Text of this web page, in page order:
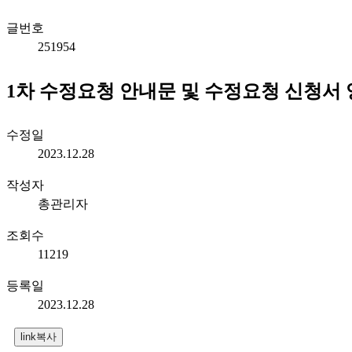
글번호
251954
1차 수정요청 안내문 및 수정요청 신청서
수정일
2023.12.28
작성자
총관리자
조회수
11219
등록일
2023.12.28